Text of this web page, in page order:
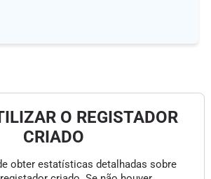
O REGISTADOR
CRIADO
obter estatísticas detalhadas sobre